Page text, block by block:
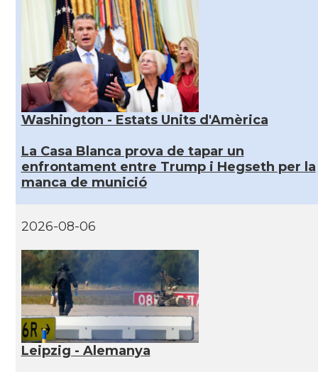
Washington - Estats Units d'Amèrica
La Casa Blanca prova de tapar un
enfrontament entre Trump i Hegseth per la
manca de munició
2026-08-06
Leipzig - Alemanya